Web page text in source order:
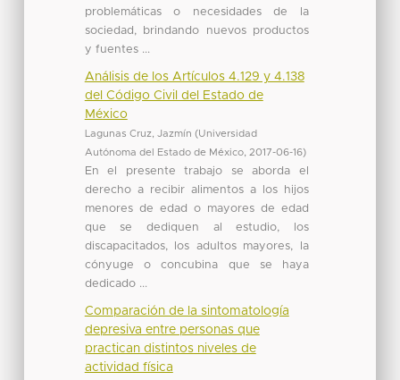
problemáticas o necesidades de la
sociedad, brindando nuevos productos
y fuentes ...
Análisis de los Artículos 4.129 y 4.138
del Código Civil del Estado de
México
Lagunas Cruz, Jazmín (Universidad
Autónoma del Estado de México, 2017-06-16)
En el presente trabajo se aborda el
derecho a recibir alimentos a los hijos
menores de edad o mayores de edad
que se dediquen al estudio, los
discapacitados, los adultos mayores, la
cónyuge o concubina que se haya
dedicado ...
Comparación de la sintomatología
depresiva entre personas que
practican distintos niveles de
actividad física